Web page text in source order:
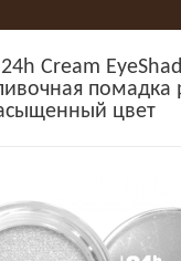
Cream
помадка
цвет